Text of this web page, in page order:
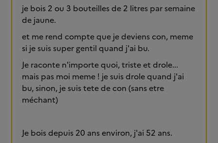
je bois 2 ou 3 bouteilles de 2 litres par semaine
de jaune.
et me rend compte que je deviens con, meme
si je suis super gentil quand j'ai bu.
Je raconte n'importe quoi, triste et drole...
mais pas moi meme ! je suis drole quand j'ai
bu, sinon, je suis tete de con (sans etre
méchant)
Je bois depuis 20 ans environ, j'ai 52 ans.